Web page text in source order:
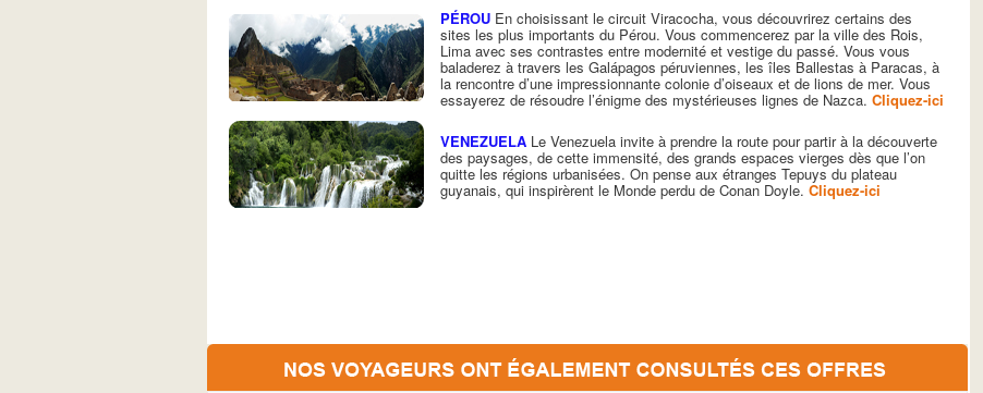
PÉROU En choisissant le circuit Viracocha, vous découvrirez certains des
sites les plus importants du Pérou. Vous commencerez par la ville des Rois,
Lima avec ses contrastes entre modernité et vestige du passé. Vous vous
baladerez à travers les Galápagos péruviennes, les îles Ballestas à Paracas, à
la rencontre d’une impressionnante colonie d’oiseaux et de lions de mer. Vous
essayerez de résoudre l’énigme des mystérieuses lignes de Nazca.Cliquez-ici
VENEZUELA Le Venezuela invite à prendre la route pour partir à la découverte
des paysages, de cette immensité, des grands espaces vierges dès que l’on
quitte les régions urbanisées. On pense aux étranges Tepuys du plateau
guyanais, qui inspirèrent le Monde perdu de Conan Doyle.Cliquez-ici